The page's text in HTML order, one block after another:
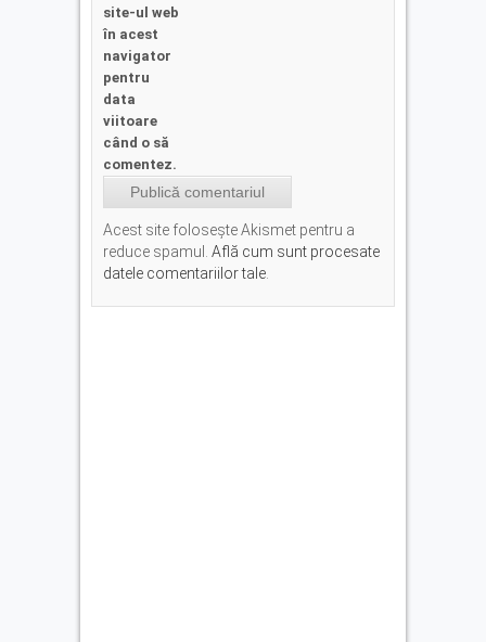
site-ul web
în acest
navigator
pentru
data
viitoare
când o să
comentez.
Acest site folosește Akismet pentru a
reduce spamul. Află cum sunt procesate
datele comentariilor tale